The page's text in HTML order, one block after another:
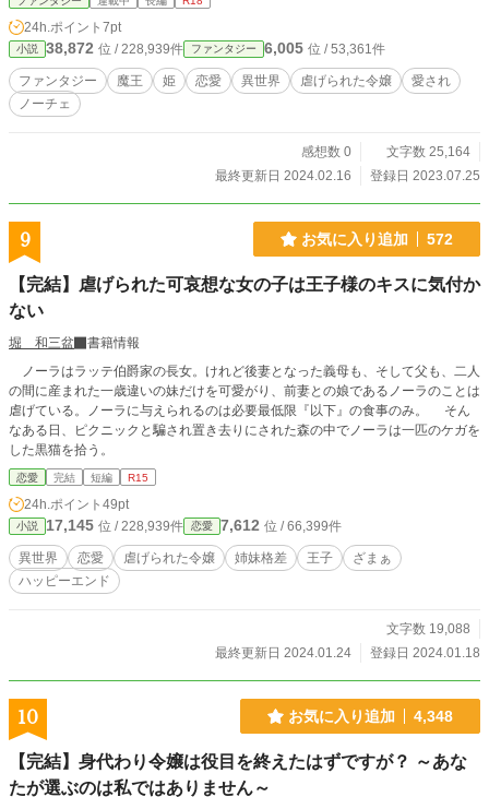
た時、この少女は守りたいと思ったらしい。 そんな死にたがり少女と魔王の話
※題名のところに米印がある場合はR指定があります。 少し過激な部分がありま
す。 なのでR指定つけていませんでしたがつける運びになりました 申し訳あり
ません…
24h.ポイント 7pt
小説 38,872 位 / 228,939件 ファンタジー 6,005 位 / 53,361件
ファンタジー 魔王 姫 恋愛 異世界 虐げられた令嬢
愛され
ノーチェ
感想数 0
文字数 25,164
最終更新日 2024.02.16
登録日 2023.07.25
9 お気に入り追加 572
【完結】虐げられた可哀想な女の子は王子様のキスに気付か
ない
堀 和三盆
書籍情報
ノーラはラッテ伯爵家の長女。けれど後妻となった義母も、そして父も、二人
の間に産まれた一歳違いの妹だけを可愛がり、前妻との娘であるノーラのことは
虐げている。ノーラに与えられるのは必要最低限『以下』の食事のみ。 そん
なある日、ピクニックと騙され置き去りにされた森の中でノーラは一匹のケガを
した黒猫を拾う。
恋愛 完結 短編 R15
24h.ポイント 49pt
小説 17,145 位 / 228,939件 恋愛 7,612 位 / 66,399件
異世界 恋愛 虐げられた令嬢 姉妹格差 王子
ざまぁ
ハッピーエンド
文字数 19,088
最終更新日 2024.01.24
登録日 2024.01.18
10 お気に入り追加 4,348
【完結】身代わり令嬢は役目を終えたはずですが？ ～あな
たが選ぶのは私ではありません～